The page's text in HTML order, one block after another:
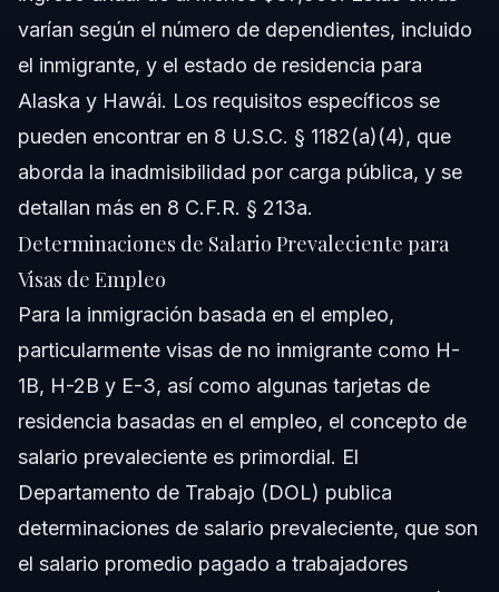
varían según el número de dependientes, incluido
el inmigrante, y el estado de residencia para
Alaska y Hawái. Los requisitos específicos se
pueden encontrar en 8 U.S.C. § 1182(a)(4), que
aborda la inadmisibilidad por carga pública, y se
detallan más en 8 C.F.R. § 213a.
Determinaciones de Salario Prevaleciente para
Visas de Empleo
Para la inmigración basada en el empleo,
particularmente visas de no inmigrante como H-
1B, H-2B y E-3, así como algunas tarjetas de
residencia basadas en el empleo, el concepto de
salario prevaleciente es primordial. El
Departamento de Trabajo (DOL) publica
determinaciones de salario prevaleciente, que son
el salario promedio pagado a trabajadores